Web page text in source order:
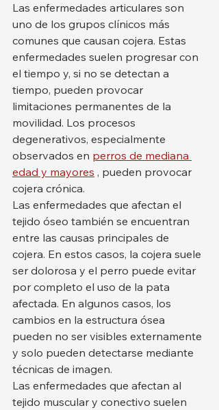
Las enfermedades articulares son
uno de los grupos clínicos más
comunes que causan cojera. Estas
enfermedades suelen progresar con
el tiempo y, si no se detectan a
tiempo, pueden provocar
limitaciones permanentes de la
movilidad. Los procesos
degenerativos, especialmente
observados en perros de mediana
edad y mayores , pueden provocar
cojera crónica.
Las enfermedades que afectan el
tejido óseo también se encuentran
entre las causas principales de
cojera. En estos casos, la cojera suele
ser dolorosa y el perro puede evitar
por completo el uso de la pata
afectada. En algunos casos, los
cambios en la estructura ósea
pueden no ser visibles externamente
y solo pueden detectarse mediante
técnicas de imagen.
Las enfermedades que afectan al
tejido muscular y conectivo suelen